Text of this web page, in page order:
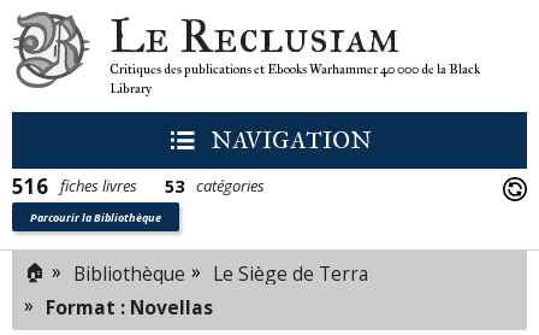
Le Reclusiam
Critiques des publications et Ebooks Warhammer 40 000 de la Black
Library
NAVIGATION
516 fiches livres 53 catégories
Parcourir la Bibliothèque
🏠 » Bibliothèque » Le Siège de Terra
» Format : Novellas